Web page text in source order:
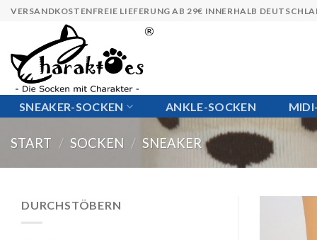
SkipVERSANDKOSTENFREIE LIEFERUNG AB 29€ INNERHALB
SNEAKER-SOCKEN ANKLE-SOCKEN
START / SOCKEN / SNEAKER
DURCHSTÖBERN